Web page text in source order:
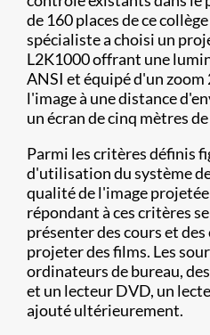
de 160 places de ce
spécialiste a choisi un
L2K1000 offrant une
ANSI et équipé d'un
l'image à une distance
un écran de cinq mètres
Parmi les critères définis
d'utilisation du système
qualité de l'image
répondant à ces critères
présenter des cours et
projeter des films. Les
ordinateurs de bureau,
et un lecteur DVD, un
ajouté ultérieurement.